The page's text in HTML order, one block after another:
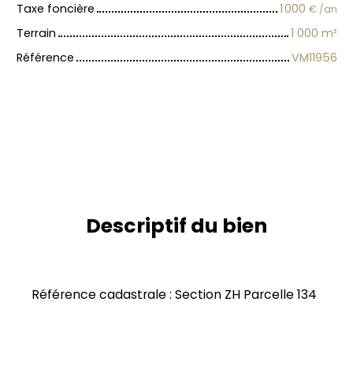
Taxe foncière
1 000 € /an
Terrain 1 000 m²
Référence
VM11956
Descriptif du bien
Référence cadastrale : Section ZH Parcelle 134